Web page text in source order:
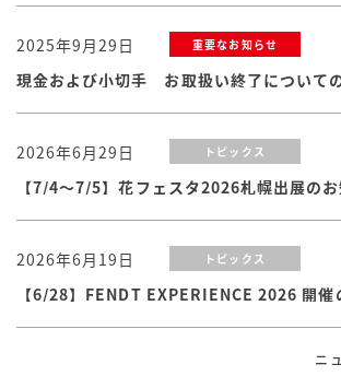
2025年9月29日 重要なお知らせ
現金および小切手 お取扱い終了について
2026年6月29日 トピックス
【7/4～7/5】花フェスタ2026札幌出展の
2026年6月19日 トピックス
【6/28】FENDT EXPERIENCE 2026 開催
ニ